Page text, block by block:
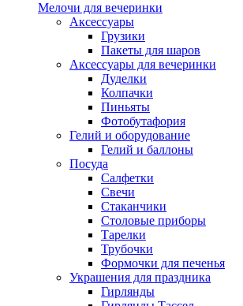
Мелочи для вечеринки
Аксессуары
Грузики
Пакеты для шаров
Аксессуары для вечеринки
Дуделки
Колпачки
Пиньяты
Фотобутафория
Гелий и оборудование
Гелий и баллоны
Посуда
Салфетки
Свечи
Стаканчики
Столовые приборы
Тарелки
Трубочки
Формочки для печенья
Украшения для праздника
Гирлянды